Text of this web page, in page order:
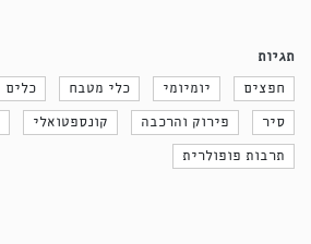
תגיות
חפצים יומיומי כלי מטבח כלים
סיר פירוק והרכבה קונספטואלי
תרבות פופולרית